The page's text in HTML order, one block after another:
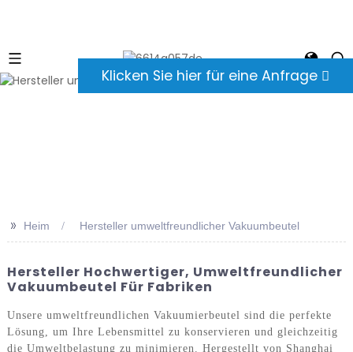
Klicken Sie hier für eine Anfrage
>> Heim Hersteller umweltfreundlicher Vakuumbeutel
Hersteller Hochwertiger, Umweltfreundlicher
Vakuumbeutel Für Fabriken
Unsere umweltfreundlichen Vakuumierbeutel sind die perfekte
Lösung, um Ihre Lebensmittel zu konservieren und gleichzeitig
die Umweltbelastung zu minimieren. Hergestellt von Shanghai